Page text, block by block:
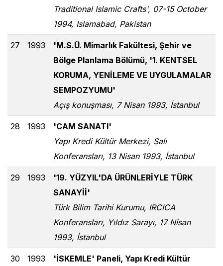
Traditional Islamic Crafts', 07-15 October
1994, Islamabad, Pakistan
27 1993
'M.S.Ü. Mimarlık Fakültesi, Şehir ve
Bölge Planlama Bölümü, '1. KENTSEL
KORUMA, YENİLEME VE UYGULAMALAR
SEMPOZYUMU'
Açış konuşması, 7 Nisan 1993, İstanbul
28 1993
'CAM SANATI'
Yapı Kredi Kültür Merkezi, Salı
Konferansları, 13 Nisan 1993, İstanbul
29 1993
'19. YÜZYIL'DA ÜRÜNLERİYLE TÜRK
SANAYİİ'
Türk Bilim Tarihi Kurumu, IRCICA
Konferansları, Yıldız Sarayı, 17 Nisan
1993, İstanbul
30 1993 'İSKEMLE' Paneli, Yapı Kredi Kültür